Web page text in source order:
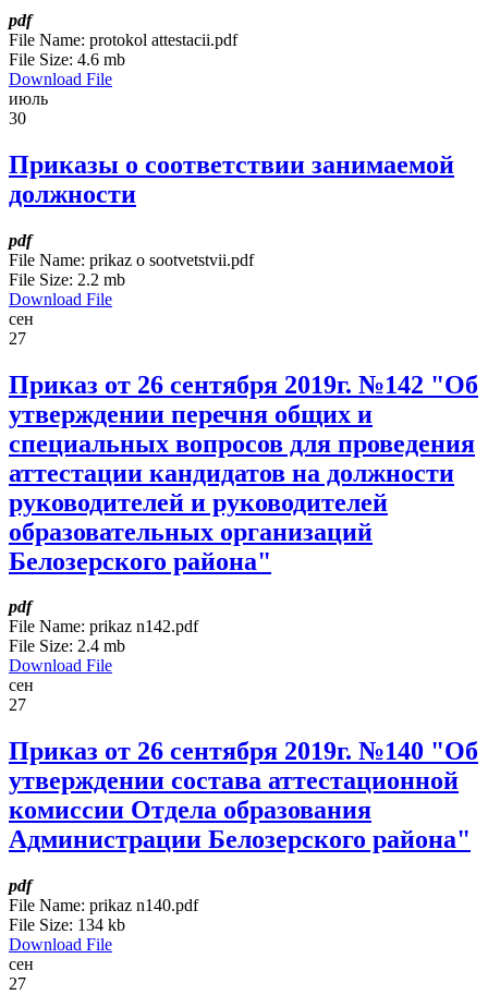
pdf
File Name: protokol attestacii.pdf
File Size: 4.6 mb
Download File
июль
30
Приказы о соответствии занимаемой
должности
pdf
File Name: prikaz o sootvetstvii.pdf
File Size: 2.2 mb
Download File
сен
27
Приказ от 26 сентября 2019г. №142 "Об
утверждении перечня общих и
специальных вопросов для проведения
аттестации кандидатов на должности
руководителей и руководителей
образовательных организаций
Белозерского района"
pdf
File Name: prikaz n142.pdf
File Size: 2.4 mb
Download File
сен
27
Приказ от 26 сентября 2019г. №140 "Об
утверждении состава аттестационной
комиссии Отдела образования
Администрации Белозерского района"
pdf
File Name: prikaz n140.pdf
File Size: 134 kb
Download File
сен
27